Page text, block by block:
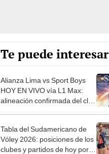
Te puede interesar
Alianza Lima vs Sport Boys
HOY EN VIVO vía L1 Max:
alineación confirmada del club
Tabla del Sudamericano de
Vóley 2026: posiciones de los
clubes y partidos de hoy por la